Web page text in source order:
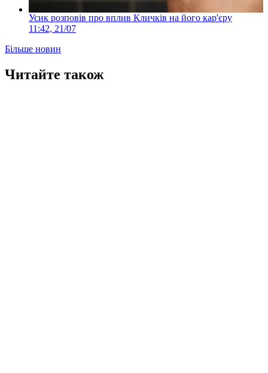
Усик розповів про вплив Кличків на його кар'єру
11:42, 21/07
Більше новин
Читайте також